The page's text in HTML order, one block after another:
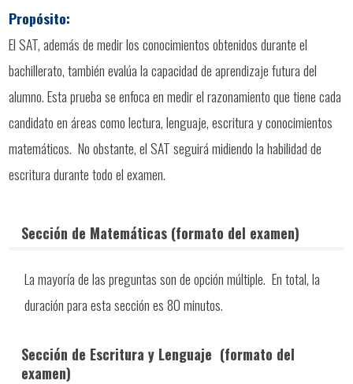
Propósito:
El SAT, además de medir los conocimientos obtenidos durante el
bachillerato, también evalúa la capacidad de aprendizaje futura del
alumno. Esta prueba se enfoca en medir el razonamiento que tiene cada
candidato en áreas como lectura, lenguaje, escritura y conocimientos
matemáticos. No obstante, el SAT seguirá midiendo la habilidad de
escritura durante todo el examen.
Sección de Matemáticas (formato del examen)
La mayoría de las preguntas son de opción múltiple. En total, la
duración para esta sección es 80 minutos.
Sección de Escritura y Lenguaje (formato del
examen)